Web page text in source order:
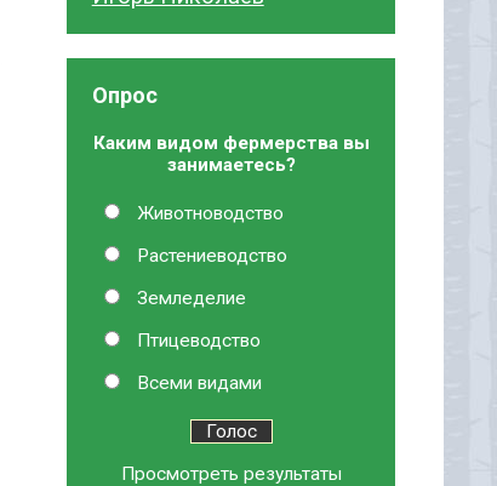
Опрос
Каким видом фермерства вы
занимаетесь?
Животноводство
Растениеводство
Земледелие
Птицеводство
Всеми видами
Просмотреть результаты